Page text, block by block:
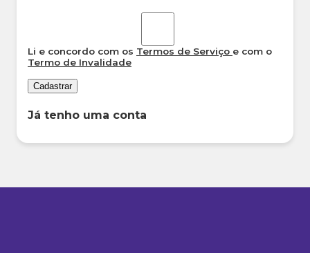
Li e concordo com os Termos de Serviço e com o
Termo de Invalidade
Cadastrar
Já tenho uma conta